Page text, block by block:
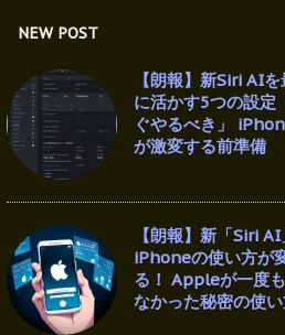
NEW POST
【朗報】新Siri AI
に活かす5つの設定
ぐやるべき」
が激変する前準備
【朗報】新「Siri
iPhoneの使い方が
る！ Appleが一度
なかった秘密の使